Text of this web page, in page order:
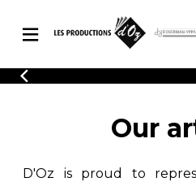
CATALOGUE
Explore our sheet music catalog,
original works and quality
Explore our sheet music
Our
D'Oz is proud to